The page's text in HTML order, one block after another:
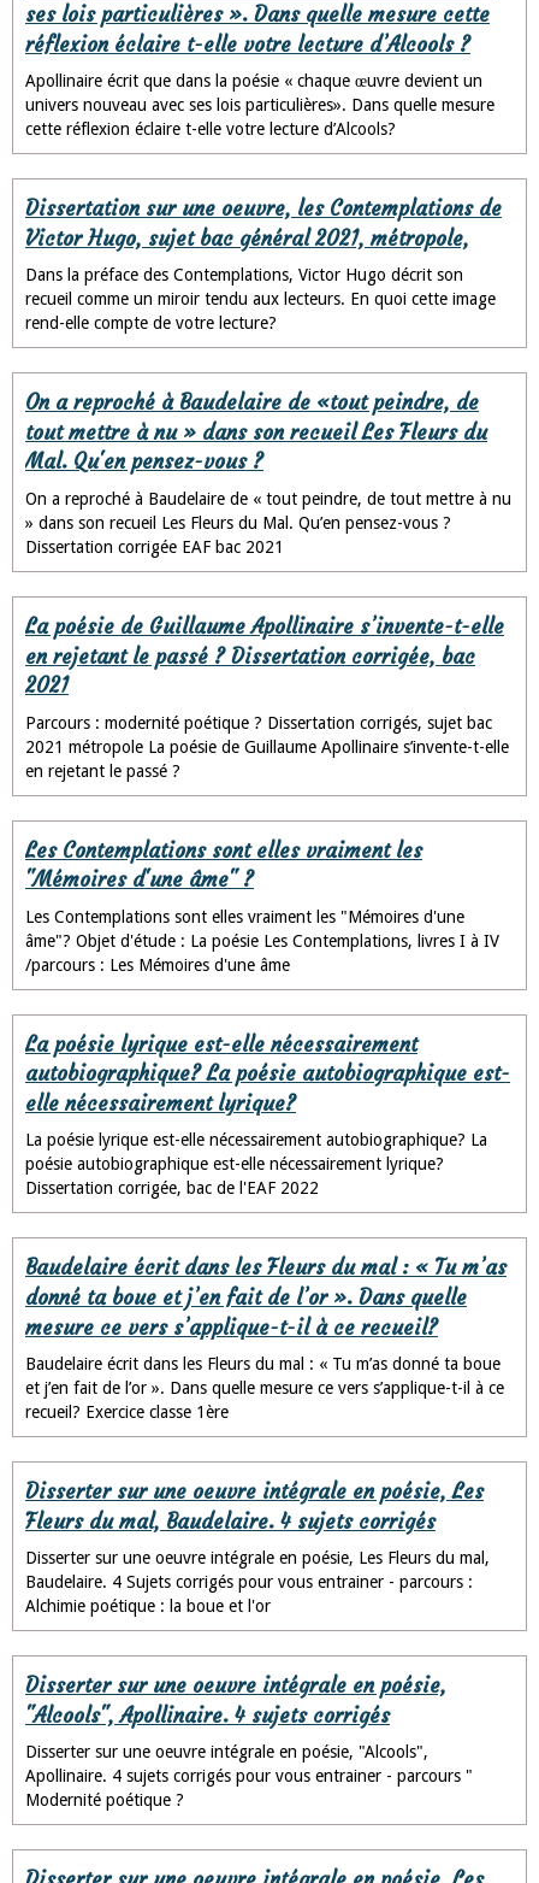
ses lois particulières ». Dans quelle mesure cette
réflexion éclaire t-elle votre lecture d’Alcools ?
Apollinaire écrit que dans la poésie « chaque œuvre devient un
univers nouveau avec ses lois particulières». Dans quelle mesure
cette réflexion éclaire t-elle votre lecture d’Alcools?
Dissertation sur une oeuvre, les Contemplations de
Victor Hugo, sujet bac général 2021, métropole,
Dans la préface des Contemplations, Victor Hugo décrit son
recueil comme un miroir tendu aux lecteurs. En quoi cette image
rend-elle compte de votre lecture?
On a reproché à Baudelaire de «tout peindre, de
tout mettre à nu » dans son recueil Les Fleurs du
Mal. Qu'en pensez-vous ?
On a reproché à Baudelaire de « tout peindre, de tout mettre à nu
» dans son recueil Les Fleurs du Mal. Qu’en pensez-vous ?
Dissertation corrigée EAF bac 2021
La poésie de Guillaume Apollinaire s’invente-t-elle
en rejetant le passé ? Dissertation corrigée, bac
2021
Parcours : modernité poétique ? Dissertation corrigés, sujet bac
2021 métropole La poésie de Guillaume Apollinaire s’invente-t-elle
en rejetant le passé ?
Les Contemplations sont elles vraiment les
"Mémoires d'une âme" ?
Les Contemplations sont elles vraiment les "Mémoires d'une
âme"? Objet d'étude : La poésie Les Contemplations, livres I à IV
/parcours : Les Mémoires d'une âme
La poésie lyrique est-elle nécessairement
autobiographique? La poésie autobiographique est-
elle nécessairement lyrique?
La poésie lyrique est-elle nécessairement autobiographique? La
poésie autobiographique est-elle nécessairement lyrique?
Dissertation corrigée, bac de l'EAF 2022
Baudelaire écrit dans les Fleurs du mal : « Tu m’as
donné ta boue et j’en fait de l’or ». Dans quelle
mesure ce vers s’applique-t-il à ce recueil?
Baudelaire écrit dans les Fleurs du mal : « Tu m’as donné ta boue
et j’en fait de l’or ». Dans quelle mesure ce vers s’applique-t-il à ce
recueil? Exercice classe 1ère
Disserter sur une oeuvre intégrale en poésie, Les
Fleurs du mal, Baudelaire. 4 sujets corrigés
Disserter sur une oeuvre intégrale en poésie, Les Fleurs du mal,
Baudelaire. 4 Sujets corrigés pour vous entrainer - parcours :
Alchimie poétique : la boue et l'or
Disserter sur une oeuvre intégrale en poésie,
"Alcools", Apollinaire. 4 sujets corrigés
Disserter sur une oeuvre intégrale en poésie, "Alcools",
Apollinaire. 4 sujets corrigés pour vous entrainer - parcours "
Modernité poétique ?